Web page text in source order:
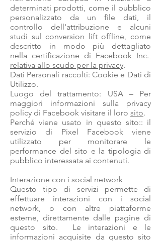
determinati prodotti, come il pubblico
personalizzato da un file dati, il
controllo dell'attribuzione e alcuni
studi sul conversion lift offline, come
descritto in modo più dettagliato
nella certificazione di Facebook Inc.
relativa allo scudo per la privacy.
Dati Personali raccolti: Cookie e Dati di
Utilizzo.
Luogo del trattamento: USA – Per
maggiori informazioni sulla privacy
policy di Facebook visitare il loro sito.
Perché viene usato in questo sito:: il
servizio di Pixel Facebook viene
utilizzato per monitorare le
performance del sito e la tipologia di
pubblico interessata ai contenuti.
Interazione con i social network
Questo tipo di servizi permette di
effettuare interazioni con i social
network, o con altre piattaforme
esterne, direttamente dalle pagine di
questo sito. Le interazioni e le
informazioni acquisite da questo sito